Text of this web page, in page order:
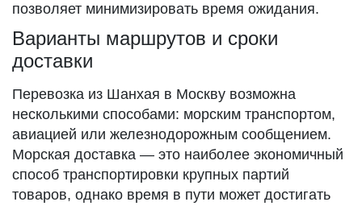
позволяет минимизировать время ожидания.
Варианты маршрутов и сроки
доставки
Перевозка из Шанхая в Москву возможна
несколькими способами: морским транспортом,
авиацией или железнодорожным сообщением.
Морская доставка — это наиболее экономичный
способ транспортировки крупных партий
товаров, однако время в пути может достигать